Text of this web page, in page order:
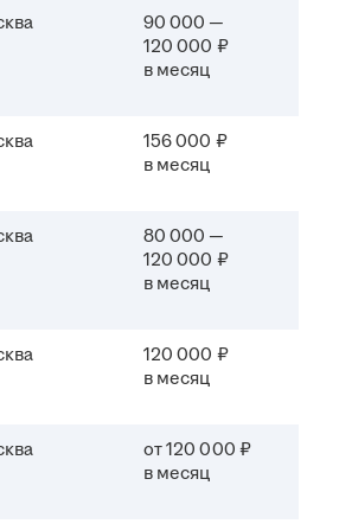
90 000 —
120 000 ₽
в месяц
156 000 ₽
в месяц
80 000 —
120 000 ₽
в месяц
120 000 ₽
в месяц
от 120 000 ₽
в месяц